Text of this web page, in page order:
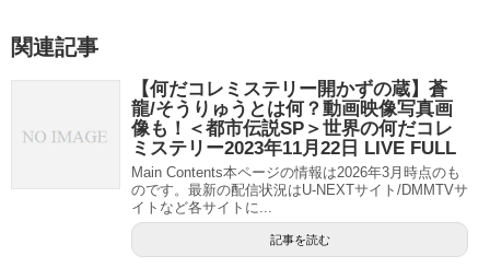
関連記事
【何だコレミステリー開かずの蔵】蒼
龍/そうりゅうとは何？動画映像写真画
像も！＜都市伝説SP＞世界の何だコレ
ミステリー2023年11月22日 LIVE FULL
Main Contents本ページの情報は2026年3月時点のも
のです。最新の配信状況はU-NEXTサイト/DMMTVサ
イトなど各サイトに...
記事を読む